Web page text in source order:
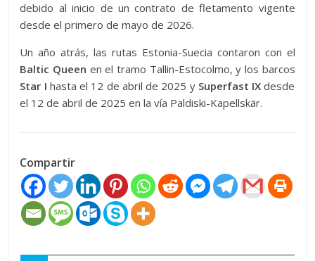
debido al inicio de un contrato de fletamento vigente
desde el primero de mayo de 2026.
Un año atrás, las rutas Estonia-Suecia contaron con el
Baltic Queen en el tramo Tallin-Estocolmo, y los barcos
Star I hasta el 12 de abril de 2025 ySuperfast IX desde
el 12 de abril de 2025 en la vía Paldiski-Kapellskär.
Compartir